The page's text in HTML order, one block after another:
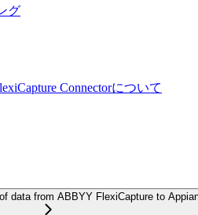
グ
Connectorについて
data from ABBYY FlexiCapture to